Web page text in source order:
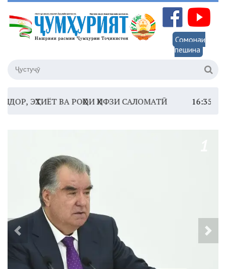
Сомонаи
пешина
ВА РОҲҲОИ ҲИФЗИ САЛОМАТӢ16:35 – ШОМИ